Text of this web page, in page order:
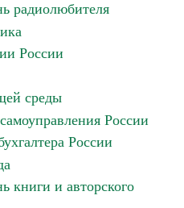
радиолюбителя
России
среды
России
России
книги и авторского